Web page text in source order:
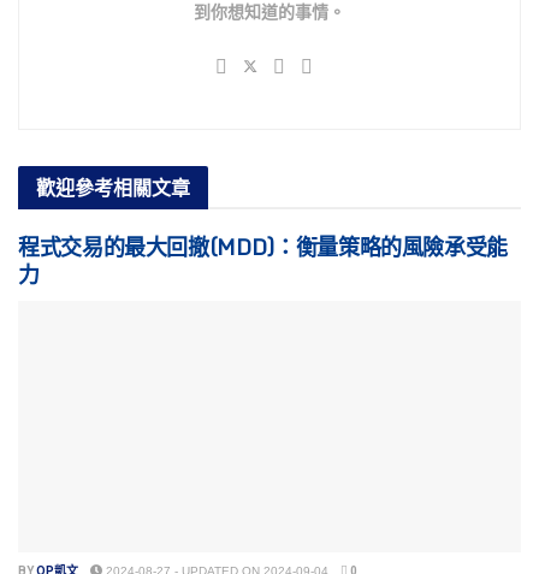
到你想知道的事情。
歡迎參考相關文章
程式交易的最大回撤(MDD)：衡量策略的風險承受能
力
BYOP凱文 2024-08-27 - UPDATED ON 2024-09-04 0